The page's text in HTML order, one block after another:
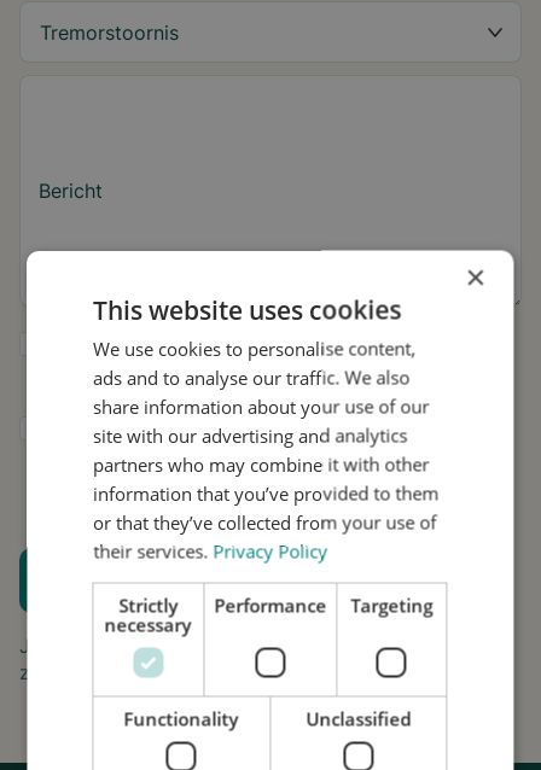
Bericht
Ja, ik wil tips over de tremor en updates
over Stil ontvangen.
Ik geef Stil toestemming om mijn gegevens
te gebruiken voor onderzoek en
verspreiding, in overeenstemming met het
privacybeleid.*
Plan een proefpassing
Houd me op de hoogte
Jouw aanvraag is gratis en vrijblijvend. Wij gaan
zorgvuldig om met uw gegevens.
×
This website uses cookies
We use cookies to personalise content,
ads and to analyse our traffic. We also
share information about your use of our
site with our advertising and analytics
partners who may combine it with other
information that you’ve provided to them
or that they’ve collected from your use of
their services. Privacy Policy
Strictly
necessary
Performance Targeting
Functionality Unclassified